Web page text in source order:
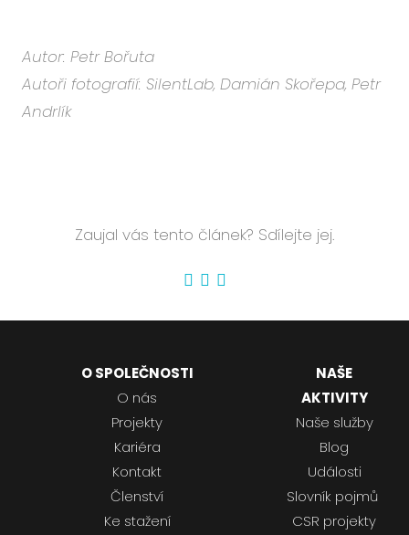
Autor: Petr Bořuta
Autoři fotografií: SilentLab, Damián Skořepa, Petr
Andrlík
Zaujal vás tento článek? Sdílejte jej.
O SPOLEČNOSTI
O nás
Projekty
Kariéra
Kontakt
Členství
Ke stažení
NAŠE
AKTIVITY
Naše služby
Blog
Události
Slovník pojmů
CSR projekty